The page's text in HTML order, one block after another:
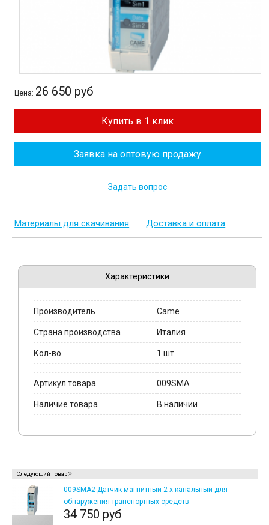
Цена: 26 650 руб
Купить в 1 клик
Заявка на оптовую продажу
Задать вопрос
Материалы для скачивания Доставка и оплата
Характеристики
Производитель Came
Страна производства Италия
Кол-во 1 шт.
Артикул товара 009SMA
Наличие товара В наличии
Следующий товар
009SMA2 Датчик магнитный 2-х канальный для
обнаружения транспортных средств
34 750 руб